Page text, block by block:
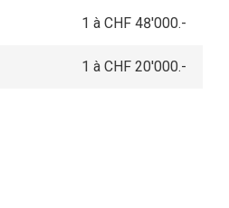
1 à CHF 48'000.-
1 à CHF 20'000.-